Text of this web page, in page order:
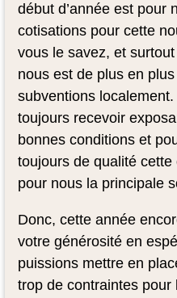
début d’année est pour
cotisations pour cette
vous le savez, et
nous est de plus en
subventions
toujours recevoir
bonnes conditions et
toujours de qualité
pour nous la principale
Donc, cette année
votre générosité en
puissions mettre en
trop de contraintes